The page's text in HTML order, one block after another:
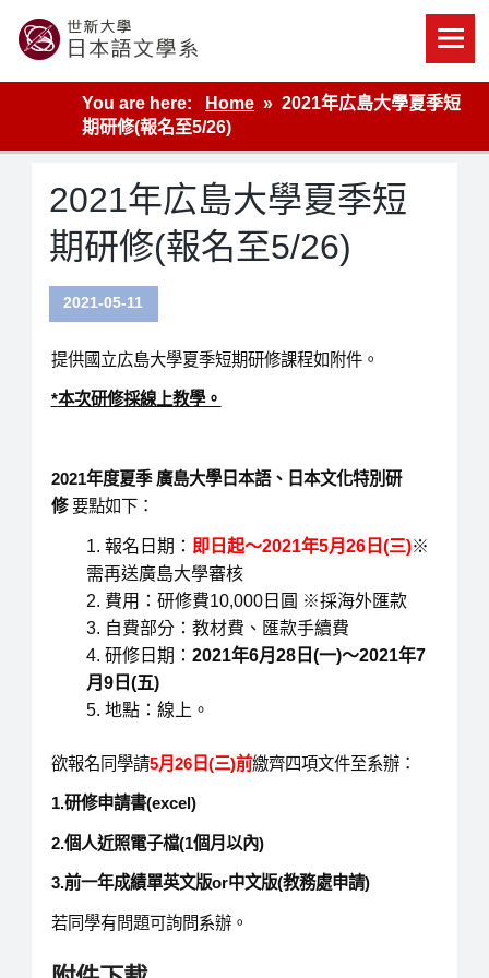
content
世新大學教學單位的網站
You are here:
Home
2021年広島大學夏季短
期研修(報名至5/26)
2021年広島大學夏季短
期研修(報名至5/26)
2021-05-11
提供國立広島大學夏季短期研修課程如附件。
*本次研修採線上教學。
2021年度夏季 廣島大學日本語、日本文化特別研
修要點如下：
報名日期： 即日起～2021年5月26日(三)※
需再送廣島大學審核
費用：研修費10,000日圓 ※採海外匯款
自費部分：教材費、匯款手續費
研修日期： 2021年6月28日(一)～2021年7
月9日(五)
地點：線上。
欲報名同學請5月26日(三)前繳齊四項文件至系辦：
1.研修申請書(excel)
2.個人近照電子檔(1個月以內)
3.前一年成績單英文版or中文版(教務處申請)
若同學有問題可詢問系辦。